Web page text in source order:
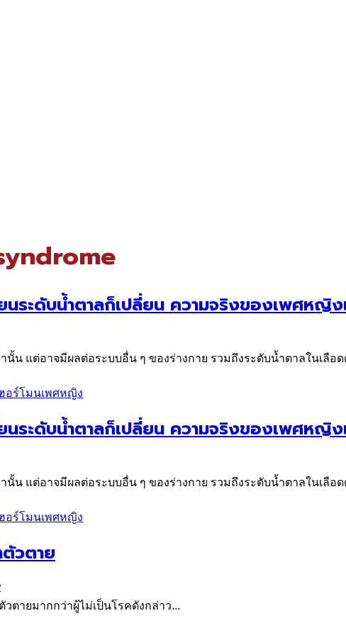
ระดับน้ำตาลก็เปลี่ยน ความจริงของเพศหญิง
น แต่อาจมีผลต่อระบบอื่น ๆ ของร่างกาย รวมถึงระดับน้ำตาลในเลือด
ฮอร์โมนเพศหญิง
ระดับน้ำตาลก็เปลี่ยน ความจริงของเพศหญิง
น แต่อาจมีผลต่อระบบอื่น ๆ ของร่างกาย รวมถึงระดับน้ำตาลในเลือด
ฮอร์โมนเพศหญิง
วตาย
ตายมากกว่าผู้ไม่เป็นโรคดังกล่าว...